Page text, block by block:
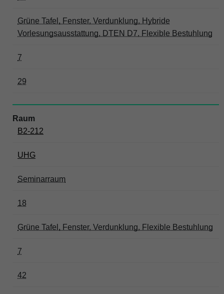
Grüne Tafel, Fenster, Verdunklung, Hybride
Vorlesungsausstattung, DTEN D7, Flexible Bestuhlung
7
29
B2-212
UHG
Seminarraum
18
Grüne Tafel, Fenster, Verdunklung, Flexible Bestuhlung
7
42